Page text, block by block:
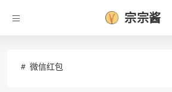
宗宗酱
微信红包